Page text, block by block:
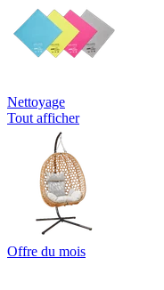
Nettoyage
Tout afficher
Offre du mois